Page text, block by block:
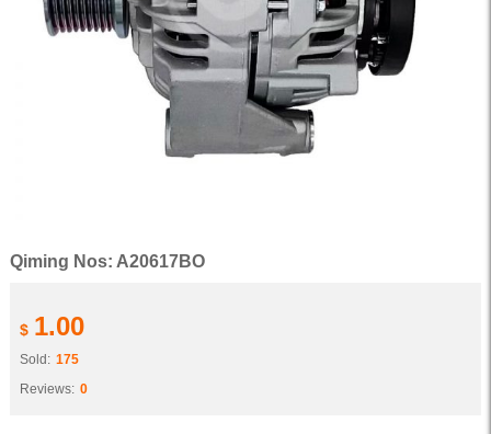
Qiming Nos: A20617BO
$ 1.00
Sold: 175
Reviews: 0